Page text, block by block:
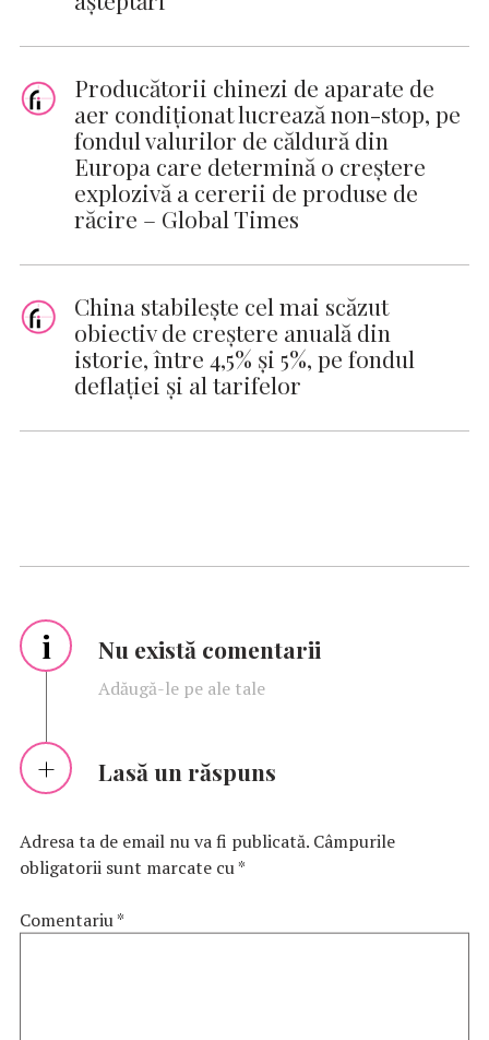
Producătorii chinezi de aparate de
aer condiționat lucrează non-stop, pe
fondul valurilor de căldură din
Europa care determină o creștere
explozivă a cererii de produse de
răcire – Global Times
China stabilește cel mai scăzut
obiectiv de creștere anuală din
istorie, între 4,5% și 5%, pe fondul
deflației și al tarifelor
i Nu există comentarii
Adăugă-le pe ale tale
Lasă un răspuns
Adresa ta de email nu va fi publicată. Câmpurile
obligatorii sunt marcate cu*
Comentariu*